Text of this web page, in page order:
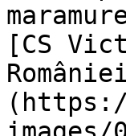
[CS